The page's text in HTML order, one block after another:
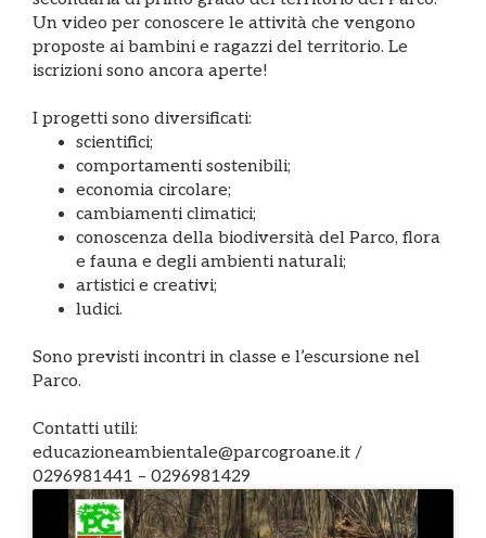
Un video per conoscere le attività che vengono
proposte ai bambini e ragazzi del territorio. Le
iscrizioni sono ancora aperte!
I progetti sono diversificati:
scientifici;
comportamenti sostenibili;
economia circolare;
cambiamenti climatici;
conoscenza della biodiversità del Parco, flora
e fauna e degli ambienti naturali;
artistici e creativi;
ludici.
Sono previsti incontri in classe e l’escursione nel
Parco.
Contatti utili:
educazioneambientale@parcogroane.it /
0296981441 – 0296981429